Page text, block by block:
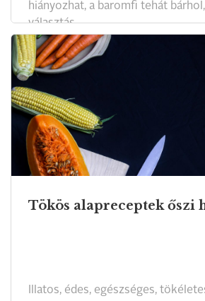
hiányozhat, a baromfi tehát
választás.
Tökös alapreceptek őszi
Illatos, édes, egészséges,